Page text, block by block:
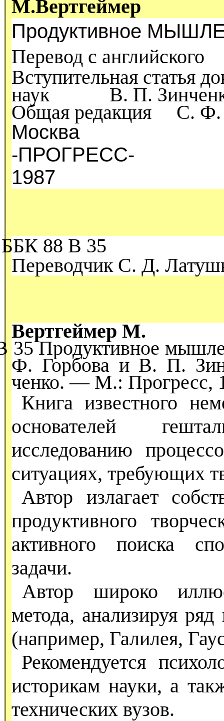
М.Вертгеймер
Продуктивное
Перевод с английского
Вступительная статья
наук В. П.
Общая редакция С. Ф.
Москва
-ПРОГРЕСС-
1987
ББК 88 В 35
Переводчик С. Д.
Вертгеймер М.
35 Продуктивное
Ф. Горбова и В. П.
ченко. — М.: Прогресс,
Книга известного
основателей
исследованию
ситуациях, требующих
Автор излагает
продуктив­ного
активного поиска
задачи.
Автор широко
метода, анали­зируя
(например, Галилея,
Рекомендуется
историкам науки, а
технических вузов.